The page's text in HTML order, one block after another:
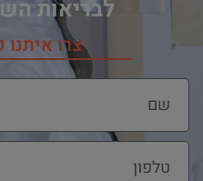
לבריאות
צרו